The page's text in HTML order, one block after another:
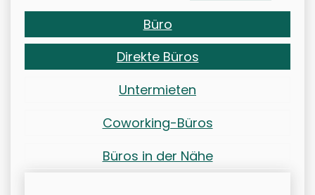
Büro
Direkte Büros
Untermieten
Coworking-Büros
Büros in der Nähe